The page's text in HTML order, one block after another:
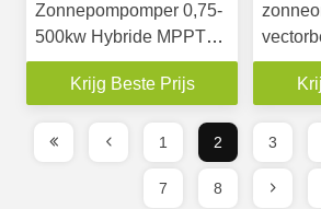
Zonnepompomper 0,75-
500kw Hybride MPPT
VFD met LED/LCD
toetsenbord
Krijg Beste Prijs
LED/
DC-
1 2 3
7 8